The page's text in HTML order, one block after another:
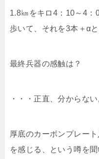
1.8㎞をキロ4：10～4：
歩いて、それを3本＋αと
最終兵器の感触は？
・・・正直、分からない
厚底のカーボンプレー
を感じる、という噂を聞